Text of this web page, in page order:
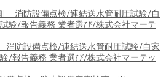
消防設備点検/連結送水管耐圧試験/自
験/報告義務 業者選び/株式会社マーテ
防設備点検/連結送水管耐圧試験/自家
/報告義務 業者選び/株式会社マーテッ